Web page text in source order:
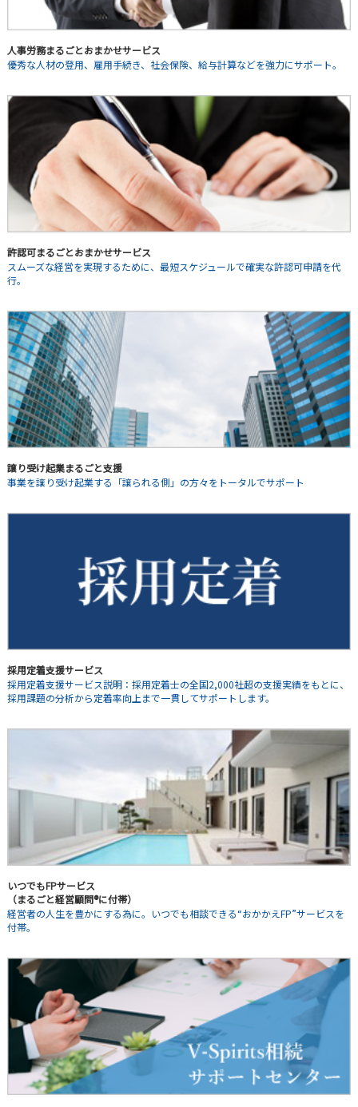
人事労務まるごとおまかせサービス
優秀な人材の登用、雇用手続き、社会保険、給与計算などを強力にサポート。
許認可まるごとおまかせサービス
スムーズな経営を実現するために、最短スケジュールで確実な許認可申請を代
行。
譲り受け起業まるごと支援
事業を譲り受け起業する「譲られる側」の方々をトータルでサポート
採用定着支援サービス
採用定着支援サービス説明：採用定着士の全国2,000社超の支援実績をもとに、
採用課題の分析から定着率向上まで一貫してサポートします。
いつでもFPサービス
（まるごと経営顧問®に付帯）
経営者の人生を豊かにする為に。いつでも相談できる“おかかえFP”サービスを
付帯。